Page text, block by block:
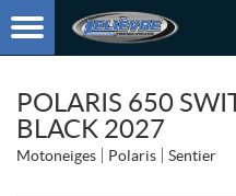
POLARIS 650
BLACK 2027
Motoneiges Polaris Sentier